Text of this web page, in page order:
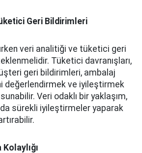
Geri Bildirimleri
veri analitiği ve tüketici geri
Tüketici davranışları,
geri bildirimleri, ambalaj
değerlendirmek ve iyileştirmek
Veri odaklı bir yaklaşım,
sürekli iyileştirmeler yaparak